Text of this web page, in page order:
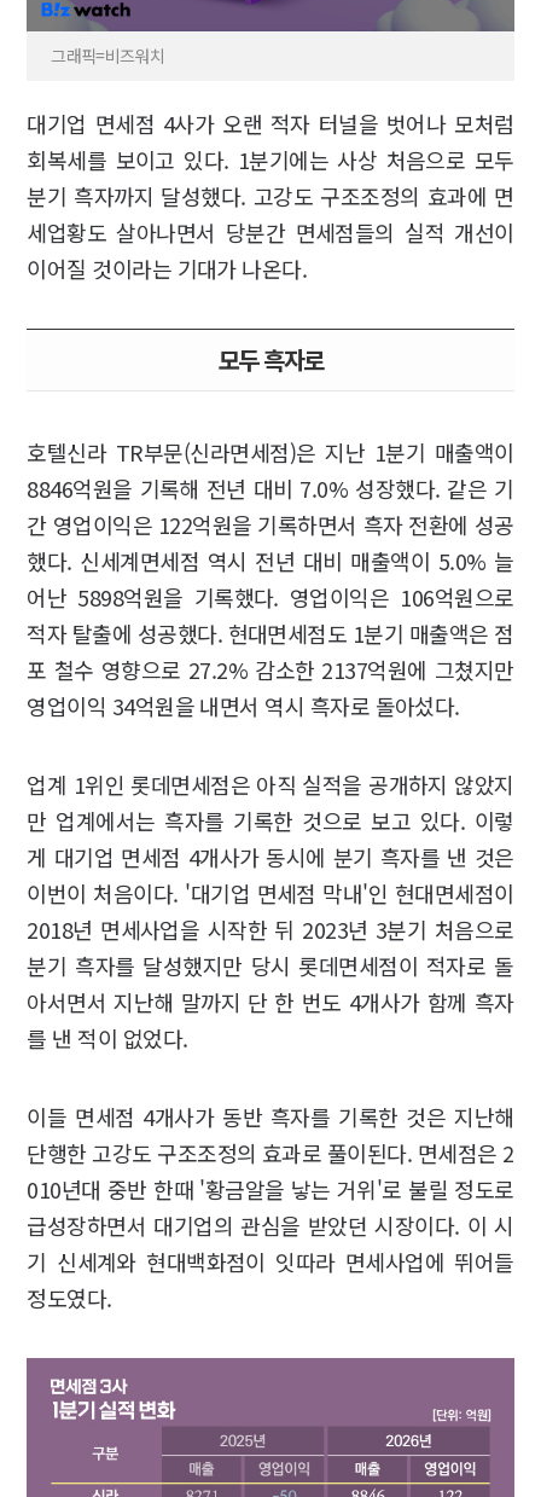
그래픽=비즈워치
대기업 면세점 4사가 오랜 적자 터널을 벗어나 모처럼
회복세를 보이고 있다. 1분기에는 사상 처음으로 모두
분기 흑자까지 달성했다. 고강도 구조조정의 효과에 면
세업황도 살아나면서 당분간 면세점들의 실적 개선이
이어질 것이라는 기대가 나온다.
모두 흑자로
호텔신라 TR부문(신라면세점)은 지난 1분기 매출액이
8846억원을 기록해 전년 대비 7.0% 성장했다. 같은 기
간 영업이익은 122억원을 기록하면서 흑자 전환에 성공
했다. 신세계면세점 역시 전년 대비 매출액이 5.0% 늘
어난 5898억원을 기록했다. 영업이익은 106억원으로
적자 탈출에 성공했다. 현대면세점도 1분기 매출액은 점
포 철수 영향으로 27.2% 감소한 2137억원에 그쳤지만
영업이익 34억원을 내면서 역시 흑자로 돌아섰다.
업계 1위인 롯데면세점은 아직 실적을 공개하지 않았지
만 업계에서는 흑자를 기록한 것으로 보고 있다. 이렇
게 대기업 면세점 4개사가 동시에 분기 흑자를 낸 것은
이번이 처음이다. '대기업 면세점 막내'인 현대면세점이
2018년 면세사업을 시작한 뒤 2023년 3분기 처음으로
분기 흑자를 달성했지만 당시 롯데면세점이 적자로 돌
아서면서 지난해 말까지 단 한 번도 4개사가 함께 흑자
를 낸 적이 없었다.
이들 면세점 4개사가 동반 흑자를 기록한 것은 지난해
단행한 고강도 구조조정의 효과로 풀이된다. 면세점은 2
010년대 중반 한때 '황금알을 낳는 거위'로 불릴 정도로
급성장하면서 대기업의 관심을 받았던 시장이다. 이 시
기 신세계와 현대백화점이 잇따라 면세사업에 뛰어들
정도였다.